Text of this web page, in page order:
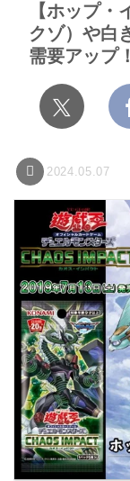
【ホップ
クゾ）や白
需要アップ！
2024.05.07